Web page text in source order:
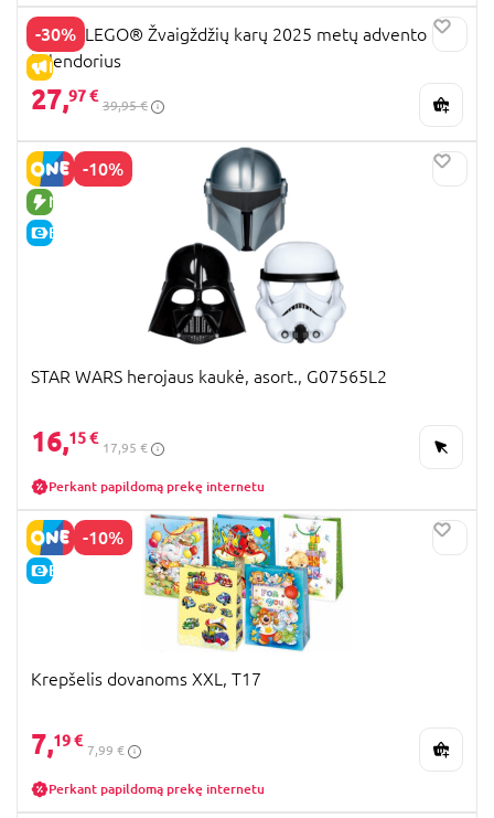
-30%
IŠPARDAVIMAS
75418 LEGO® Žvaigždžių karų 2025 metų advento
kalendorius
27,97 €
39,95 €
-10%
NAUJA PREKĖ
E-KAINA
STAR WARS herojaus kaukė, asort., G07565L2
16,15 €
17,95 €
Perkant papildomą prekę internetu
-10%
E-KAINA
Krepšelis dovanoms XXL, T17
7,19 €
7,99 €
Perkant papildomą prekę internetu